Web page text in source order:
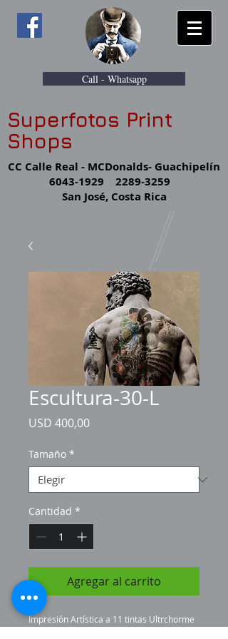
Call - Whatsapp
Superfotos Print
Shops
CC Calle Real - MCDonalds- Guachipelín
6043-1929
2289-3259
San José, Costa Rica
Escultura-30-L
USD 400,00Precio
Tamaño *
Cantidad *
Agregar al carrito
Impresión Artística a 11 tintas Ultrchorme